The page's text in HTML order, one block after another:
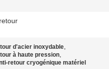
d'acier inoxydable,
à haute pression,
retour cryogénique matériel